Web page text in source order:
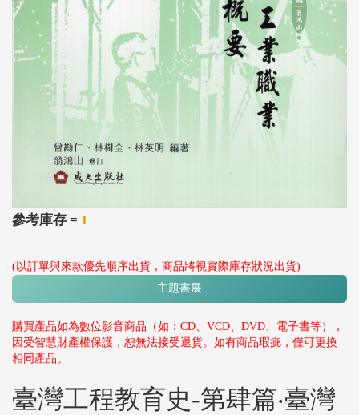
參考庫存 = 1
(以訂單與來款優先順序出貨，商品將視實際庫存狀況出貨)
主題書展
購買產品如為數位影音商品（如：CD、VCD、DVD、電子書等），
因受智慧財產權保護，恕無法接受退貨。如有商品瑕疵，僅可更換
相同產品。
臺灣工程教育史-第肆篇‧臺灣